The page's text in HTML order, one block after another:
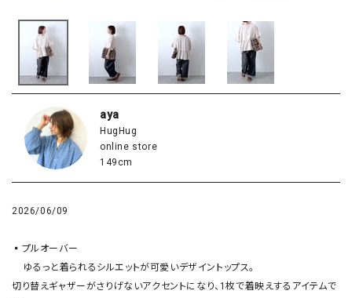
aya
HugHug
online store
149cm
2026/06/09
▪️プルオーバー
切り替えギャザーがさりげないアクセントになり、1枚で着映えするアイテムで